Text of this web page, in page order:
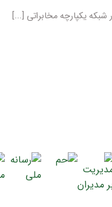
شبکه یکپارچه مخابراتی [...]